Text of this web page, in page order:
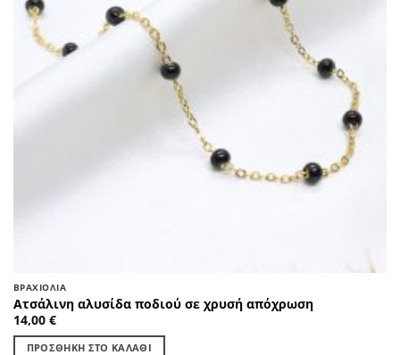
ΒΡΑΧΙΌΛΙΑ
Ατσάλινη αλυσίδα ποδιού σε χρυσή απόχρωση
14,00 €
ΠΡΟΣΘΉΚΗ ΣΤΟ ΚΑΛΆΘΙ